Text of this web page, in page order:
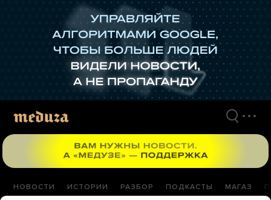
НОВОСТИ ИСТОРИИ РАЗБОР ПОДКАСТЫ МАГАЗ